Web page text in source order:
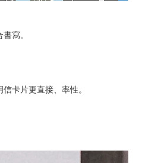
寫。
卡片更直接、率性。